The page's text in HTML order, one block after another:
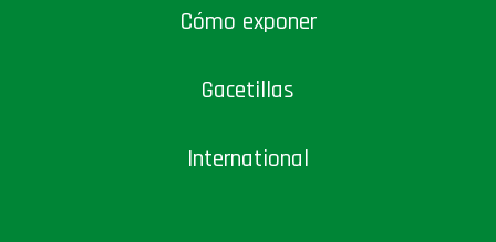
Cómo exponer
Gacetillas
International